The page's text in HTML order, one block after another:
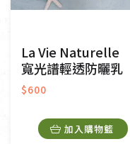
La Vie Naturelle
寬光譜輕透防曬乳
$600
加入購物籃